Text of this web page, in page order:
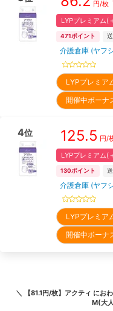
円/枚
LYPプレミアム(
471 ポイント
介護倉庫 (ヤフ
LYPプレミ
開催中ボー
4位 125.5 円/
LYPプレミアム(
130ポイント
介護倉庫 (ヤフ
LYPプレミ
開催中ボー
＼
【81.1円/枚】アクティ にお
M(大